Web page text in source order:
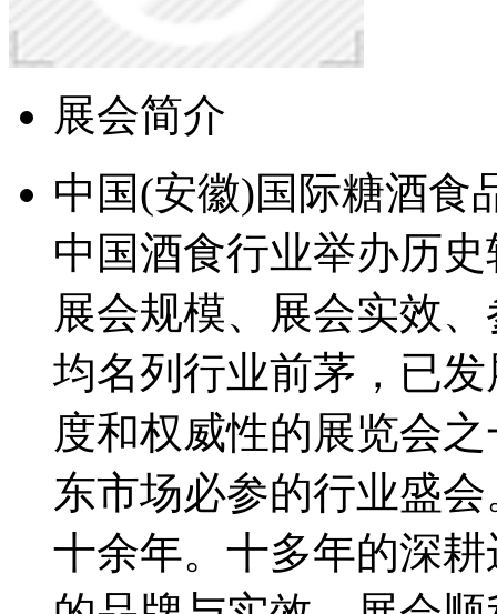
展会简介
中国(安徽)国际糖酒食
中国酒食行业举办历
展会规模、展会实效
均名列行业前茅，已
度和权威性的展览会
东市场必参的行业盛
十余年。十多年的深